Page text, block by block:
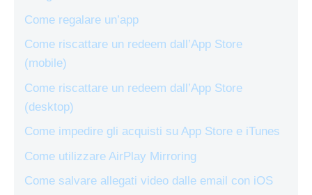
Come regalare un’app
Come riscattare un redeem dall’App Store
(mobile)
Come riscattare un redeem dall’App Store
(desktop)
Come impedire gli acquisti su App Store e iTunes
Come utilizzare AirPlay Mirroring
Come salvare allegati video dalle email con iOS